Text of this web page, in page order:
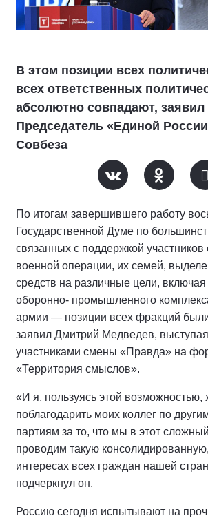
В этом позиции всех
всех ответственных
абсолютно совпадают, заявил
Председатель «Единой
Совбеза
По итогам завершившего работу
Государственной Думе по
связанных с поддержкой участников
военной операции, их семей,
средств на различные цели, включая
оборонно- промышленного
армии — позиции всех фракций
заявил Дмитрий Медведев,
участниками смены «Правда» на
«Территория смыслов».
«И я, пользуясь этой возможностью,
поблагодарить моих коллег по
партиям за то, что мы в этот
проводим такую
интересах всех граждан нашей
подчеркнул он.
Россию сегодня испытывают на